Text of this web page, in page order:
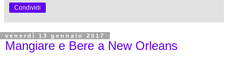
Condividi
venerdì 13 gennaio 2017
Mangiare e Bere a New Orleans